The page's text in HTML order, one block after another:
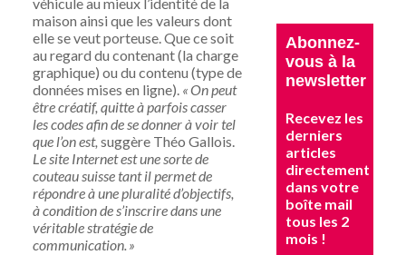
véhicule au mieux l’identité de la
maison ainsi que les valeurs dont
elle se veut porteuse. Que ce soit
au regard du contenant (la charge
graphique) ou du contenu (type de
données mises en ligne). « On peut
être créatif, quitte à parfois casser
les codes afin de se donner à voir tel
que l’on est, suggère Théo Gallois.
Le site Internet est une sorte de
couteau suisse tant il permet de
répondre à une pluralité d’objectifs,
à condition de s’inscrire dans une
véritable stratégie de
communication. »
Abonnez-
vous à la
newsletter
Recevez les
derniers
articles
directement
dans votre
boîte mail
tous les 2
mois !